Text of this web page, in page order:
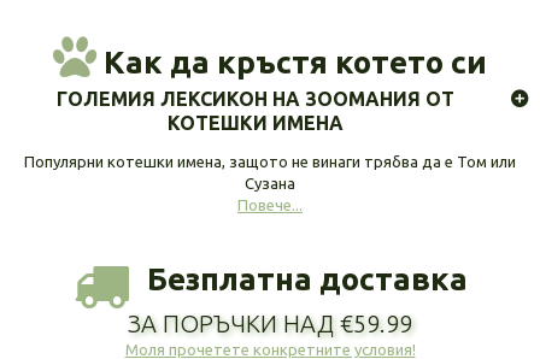
Как да кръстя котето си
ГОЛЕМИЯ ЛЕКСИКОН НА ЗООМАНИЯ ОТ
КОТЕШКИ ИМЕНА
Популярни котешки имена, защото не винаги трябва да е Том или
Сузана
Повече...
Безплатна доставка
ЗА ПОРЪЧКИ НАД €59.99
Моля прочетете конкретните условия!